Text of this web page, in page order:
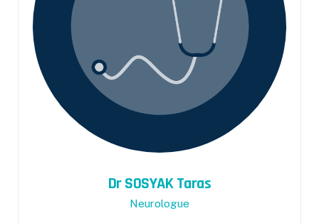
Dr SOSYAK Taras
Neurologue